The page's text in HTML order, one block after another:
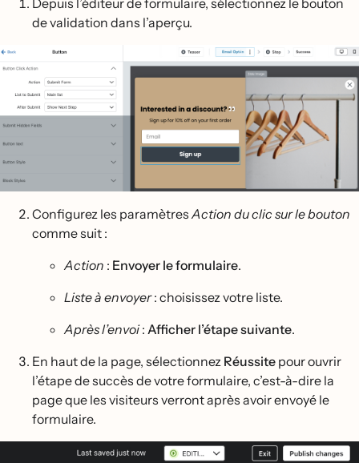
de validation dans l’aperçu.
Configurez les paramètresAction du clic sur le bouton
comme suit :
Action : Envoyer le formulaire.
Liste à envoyer: choisissez votre liste.
Après l’envoi: Afficher l’étape suivante.
En haut de la page, sélectionnez Réussite pour ouvrir
l’étape de succès de votre formulaire, c’est-à-dire la
page que les visiteurs verront après avoir envoyé le
formulaire.